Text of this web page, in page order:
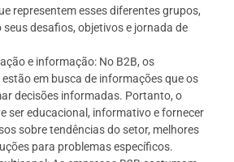
representem esses diferentes grupos,
desafios, objetivos e jornada de
e informação: No B2B, os
em busca de informações que os
decisões informadas. Portanto, o
ser educacional, informativo e fornecer
sobre tendências do setor, melhores
para problemas específicos.